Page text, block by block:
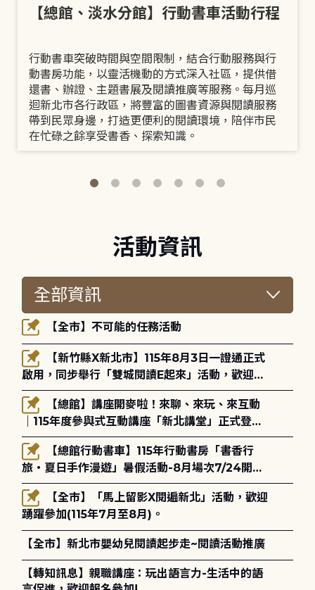
【總館、淡水分館】行動書車活動行程
行動書車突破時間與空間限制，結合行動服務與行
動書房功能，以靈活機動的方式深入社區，提供借
還書、辦證、主題書展及閱讀推廣等服務。每月巡
迴新北市各行政區，將豐富的圖書資源與閱讀服務
帶到民眾身邊，打造更便利的閱讀環境，陪伴市民
在忙碌之餘享受書香、探索知識。
活動資訊
【全市】不可能的任務活動
啟用，同步舉行「雙城閱讀E起來」活動，歡迎踴
躍參加(115年8月3日至10月4日)。
｜115年度參與式互動講座「新北講堂」正式登
場！
旅・夏日手作漫遊」暑假活動-8月場次7/24開始
報名
踴躍參加(115年7月至8月)。
【全市】新北市嬰幼兒閱讀起步走~閱讀活動推廣
【轉知訊息】親職講座：玩出語言力-生活中的語